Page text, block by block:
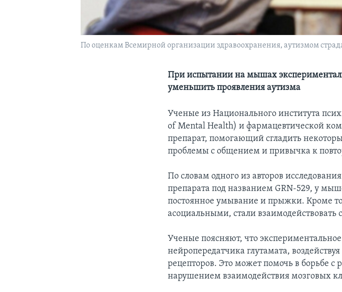
По оценкам Всемирной организации здравоохранения, аутизмом
При испытании на мышах
уменьшить проявления аутизма
Ученые из Национального института
of Mental Health) и фармацевтической
препарат, помогающий сгладить
проблемы с общением и привычка к
По словам одного из авторов
препарата под названием GRN-529, у
постоянное умывание и прыжки. Кроме
асоциальными, стали
Ученые поясняют, что
нейропередатчика глутамата,
рецепторов. Это может помочь в борьбе
нарушением взаимодействия мозговых